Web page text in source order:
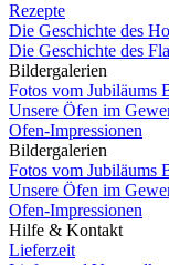
Rezepte
Die Geschichte des
Die Geschichte des
Bildergalerien
Fotos vom Jubiläums
Unsere Öfen im
Ofen-Impressionen
Bildergalerien
Fotos vom Jubiläums
Unsere Öfen im
Ofen-Impressionen
Hilfe & Kontakt
Lieferzeit